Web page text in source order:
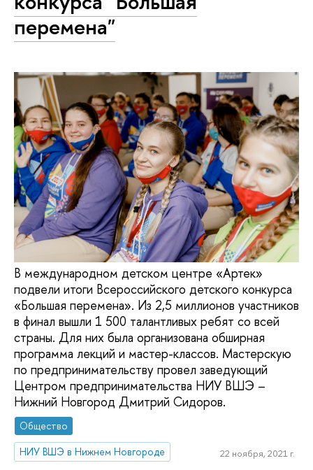
перемена"
В международном детском центре «Артек»
подвели итоги Всероссийского детского конкурса
«Большая перемена». Из 2,5 миллионов участников
в финал вышли 1 500 талантливых ребят со всей
страны. Для них была организована обширная
программа лекций и мастер-классов. Мастерскую
по предпринимательству провел заведующий
Центром предпринимательства НИУ ВШЭ –
Нижний Новгород Дмитрий Сидоров.
Общество
НИУ ВШЭ в Нижнем Новгороде
22 ноября, 2021 г.